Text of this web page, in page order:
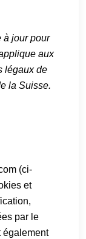
à jour pour
aux
légaux de
la Suisse.
(ci-
et
par le
également